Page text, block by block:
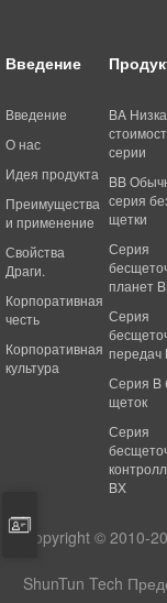
Введение
Введение
О нас
Идея продукта
Преимущества
и применение
Свойства
Драги.
Корпоративная
честь
Корпоративная
культура
BA
серии
BB
серия
щетки
Серия
планет
Серия
передач
Серия B
щеток
Серия
BX
Copyright © 2010-
ShunTun Tech